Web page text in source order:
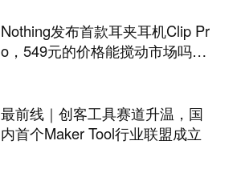
Nothing发布首款耳夹耳机Clip Pr
o，549元的价格能搅动市场吗？
最前线｜创客工具赛道升温，国
内首个Maker Tool行业联盟成立